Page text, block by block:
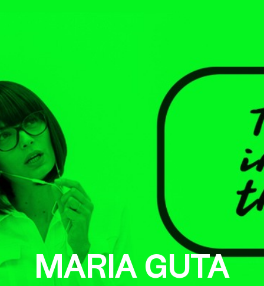
MARIA GUTA